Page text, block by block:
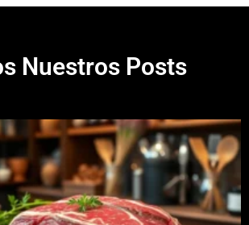
Nuestros Posts